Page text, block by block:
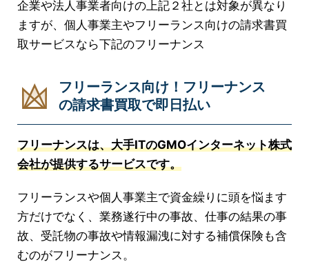
企業や法人事業者向けの上記２社とは対象が異なり
ますが、個人事業主やフリーランス向けの請求書買
取サービスなら下記のフリーナンス
フリーランス向け！フリーナンス
の請求書買取で即日払い
フリーナンスは、大手ITのGMOインターネット株式
会社が提供するサービスです。
フリーランスや個人事業主で資金繰りに頭を悩ます
方だけでなく、業務遂行中の事故、仕事の結果の事
故、受託物の事故や情報漏洩に対する補償保険も含
むのがフリーナンス。